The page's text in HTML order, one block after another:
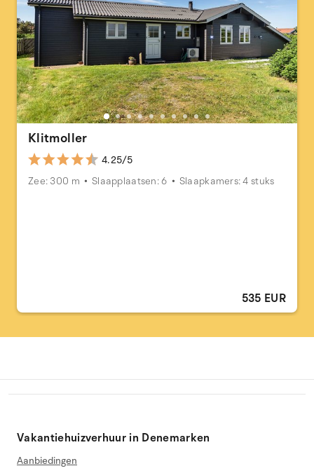
Klitmoller
4.25/5
Zee: 300 m
Slaapplaatsen: 6 Slaapkamers: 4 stuks
535 EUR
Vakantiehuizverhuur in Denemarken
Aanbiedingen